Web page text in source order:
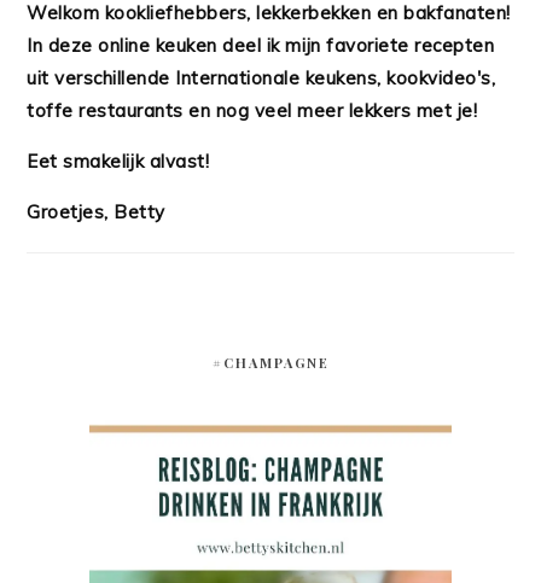
Welkom kookliefhebbers, lekkerbekken en bakfanaten!
In deze online keuken deel ik mijn favoriete recepten
uit verschillende Internationale keukens, kookvideo's,
toffe restaurants en nog veel meer lekkers met je!
Eet smakelijk alvast!
Groetjes, Betty
#CHAMPAGNE